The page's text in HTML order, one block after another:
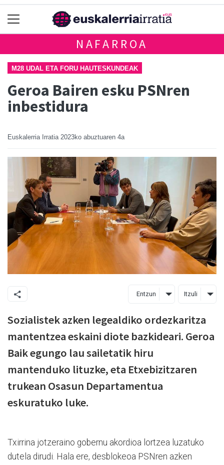
NAFARROA
M28 UDAL ETA FORU HAUTESKUNDEAK
Geroa Bairen esku PSNren
inbestidura
Euskalerria Irratia 2023ko abuztuaren 4a
Entzun Itzuli
Sozialistek azken legealdiko ordezkaritza
mantentzea eskaini diote bazkideari. Geroa
Baik egungo lau sailetatik hiru
mantenduko lituzke, eta Etxebizitzaren
trukean Osasun Departamentua
eskuratuko luke.
Txirrina jotzeraino gobernu akordioa lortzea luzatuko
dutela dirudi. Hala ere, desblokeoa PSNren azken